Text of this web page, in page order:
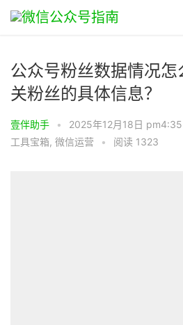
公众号粉丝数据情况
关粉丝的具体信息？
壹伴助手 • 2025年12月18日 pm4:35
工具宝箱, 微信运营 • 阅读 1323